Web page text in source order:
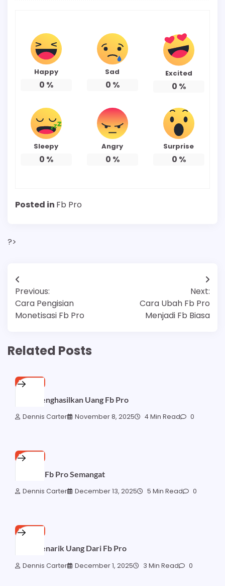
Happy
0 %
Sad
0 %
Excited
0 %
Sleepy
0 %
Angry
0 %
Surprise
0 %
Posted in Fb Pro
?>
Post
navigation
Previous:
Cara Pengisian
Monetisasi Fb Pro
Next:
Cara Ubah Fb Pro
Menjadi Fb Biasa
Related Posts
FB PRO
Cara Menghasilkan Uang Fb Pro
Dennis Carter November 8, 2025 4 Min Read 0
FB PRO
Caption Fb Pro Semangat
Dennis Carter December 13, 2025 5 Min Read 0
FB PRO
Cara Menarik Uang Dari Fb Pro
Dennis Carter December 1, 2025 3 Min Read 0